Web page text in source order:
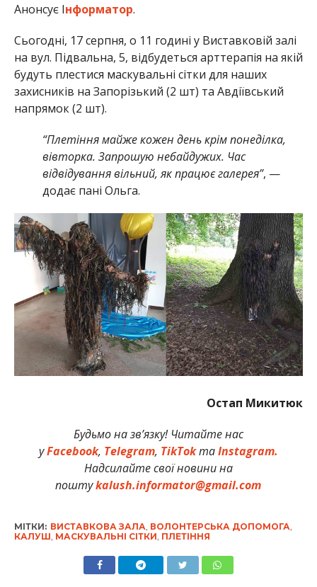
Анонсує Інформатор.
Сьогодні, 17 серпня, о 11 годині у Виставковій залі
на вул. Підвальна, 5, відбудеться арттерапія на якій
будуть плестися маскувальні сітки для наших
захисників на Запорізький (2 шт) та Авдіївський
напрямок (2 шт).
“Плетіння майже кожен день крім понеділка,
вівторка. Запрошую небайдужих. Час
відвідування вільний, як працює галерея”, —
додає пані Ольга.
Остап Микитюк
Будьмо на зв’язку! Читайте нас
уFacebook, Telegram, TikTokтаInstagram.
Надсилайте свої новини на
поштуkalush.informator@gmail.com
МІТКИ: ВИСТАВКОВА ЗАЛА ВОЛОНТЕРСЬКА ДОПОМОГА
КАЛУШ МАСКУВАЛЬНІ СІТКИ ПЛЕТІННЯ